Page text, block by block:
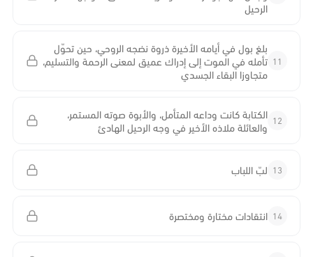
الرحيل
11
بلغ بول في أيامه الأخيرة ذروة نضجه الروحي، حين تحوّل
تأمله في الموت إلى إدراك عميق لمعنى الرحمة والتسليم،
متجاوزا البقاء الجسدي
12 الكتابة كانت وداعه المتأمل، والأبوة صوته المستمر،
والعائلة ملاذه الأخير في وجه الرحيل الهادئ
13 لبّ اللباب
14 انتقادات مختارة ومختصرة